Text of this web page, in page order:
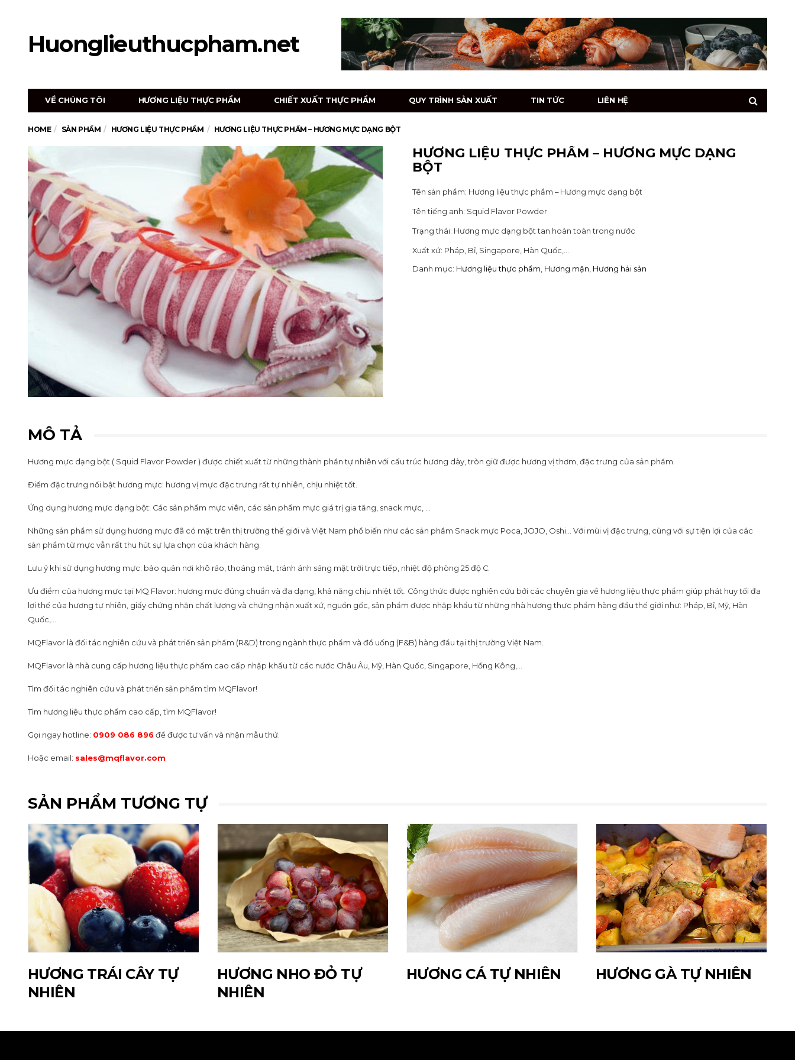
Huonglieuthucpham.net
VỀ CHÚNG TÔI HƯƠNG LIỆU THỰC PHẨM CHIẾT XUẤT THỰC PHẨM QUY TRÌNH SẢN XUẤT TIN TỨC LIÊN HỆ
HOME SẢN PHẨM HƯƠNG LIỆU THỰC PHẨM HƯƠNG LIỆU THỰC PHẨM – HƯƠNG MỰC DẠNG BỘT
HƯƠNG LIỆU THỰC PHẨM – HƯƠNG MỰC DẠNG
BỘT
Tên sản phẩm: Hương liệu thực phẩm – Hương mực dạng bột
Tên tiếng anh: Squid Flavor Powder
Trạng thái: Hương mực dạng bột tan hoàn toàn trong nước
Xuất xứ: Pháp, Bỉ, Singapore, Hàn Quốc,…
Danh mục: Hương liệu thực phẩm, Hương mặn, Hương hải sản
MÔ TẢ
Hương mực dạng bột ( Squid Flavor Powder ) được chiết xuất từ những thành phần tự nhiên với cấu trúc hương dày, tròn giữ được hương vị thơm, đặc trưng của sản phẩm.
Điểm đặc trưng nổi bật hương mực: hương vị mực đặc trưng rất tự nhiên, chịu nhiệt tốt.
Ứng dụng hương mực dạng bột: Các sản phẩm mực viên, các sản phẩm mực giá trị gia tăng, snack mực, …
Những sản phẩm sử dụng hương mực đã có mặt trên thị trường thế giới và Việt Nam phổ biến như các sản phẩm Snack mực Poca, JOJO, Oshi… Với mùi vị đặc trưng, cùng với sự tiện lợi của các
sản phẩm từ mực vẫn rất thu hút sự lựa chọn của khách hàng.
Lưu ý khi sử dụng hương mực: bảo quản nơi khô ráo, thoáng mát, tránh ánh sáng mặt trời trực tiếp, nhiệt độ phòng 25 độ C.
Ưu điểm của hương mực tại MQ Flavor: hương mực đúng chuẩn và đa dạng, khả năng chịu nhiệt tốt. Công thức được nghiên cứu bởi các chuyên gia về hương liệu thực phẩm giúp phát huy tối đa
lợi thế của hương tự nhiên, giấy chứng nhận chất lượng và chứng nhận xuất xứ, nguồn gốc, sản phẩm được nhập khẩu từ những nhà hương thực phẩm hàng đầu thế giới như: Pháp, Bỉ, Mỹ, Hàn
Quốc,…
MQFlavor là đối tác nghiên cứu và phát triển sản phẩm (R&D) trong ngành thực phẩm và đồ uống (F&B) hàng đầu tại thị trường Việt Nam.
MQFlavor là nhà cung cấp hương liệu thực phẩm cao cấp nhập khẩu từ các nước Châu Âu, Mỹ, Hàn Quốc, Singapore, Hồng Kông,…
Tìm đối tác nghiên cứu và phát triển sản phẩm tìm MQFlavor!
Tìm hương liệu thực phẩm cao cấp, tìm MQFlavor!
Gọi ngay hotline: 0909 086 896 để được tư vấn và nhận mẫu thử.
Hoặc email: sales@mqflavor.com
SẢN PHẨM TƯƠNG TỰ
HƯƠNG TRÁI CÂY TỰ
NHIÊN
HƯƠNG NHO ĐỎ TỰ
NHIÊN
HƯƠNG CÁ TỰ NHIÊN HƯƠNG GÀ TỰ NHIÊN